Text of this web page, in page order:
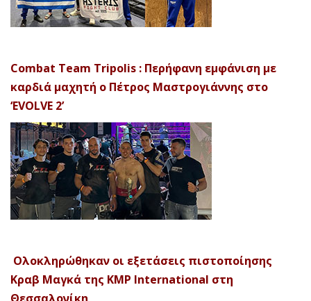
Combat Team Tripolis : Περήφανη εμφάνιση με
καρδιά μαχητή ο Πέτρος Μαστρογιάννης στο
‘EVOLVE 2’
Ολοκληρώθηκαν οι εξετάσεις πιστοποίησης
Κραβ Μαγκά της KMP International στη